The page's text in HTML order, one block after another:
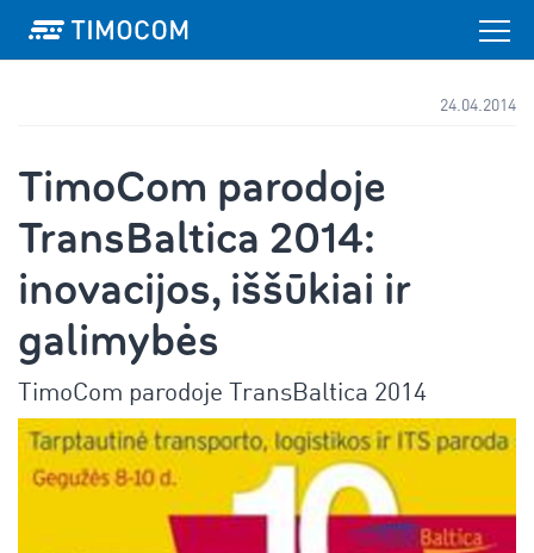
24.04.2014
TimoCom parodoje
TransBaltica 2014:
inovacijos, iššūkiai ir
galimybės
TimoCom parodoje TransBaltica 2014